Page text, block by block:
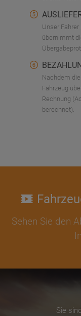
Unser
übernimmt
Nachdem
Fahrzeug
Rechnung
berechnet).
Sehen Sie den
Sie